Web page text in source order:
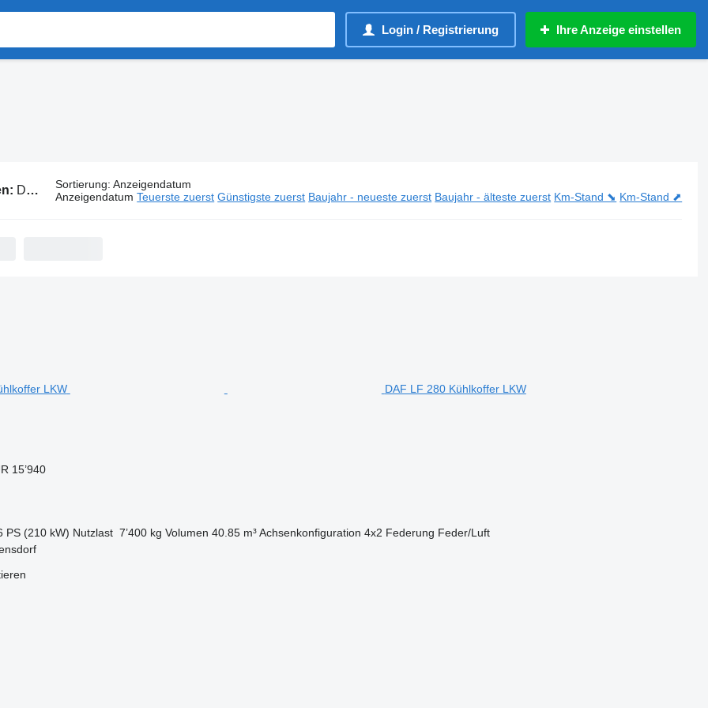
Login / Registrierung Ihre Anzeige einstellen
DAF Kühlkoffer LKW Sortierung: Anzeigendatum
Anzeigendatum Teuerste zuerst Günstigste zuerst Baujahr - neueste zuerst Baujahr - älteste zuerst Km-Stand ⬊ Km-Stand ⬈
DAF LF 280 Kühlkoffer LKW
15’940
PS (210 kW) Nutzlast 7’400 kg Volumen 40.85 m³ Achsenkonfiguration 4x2 Federung Feder/Luft